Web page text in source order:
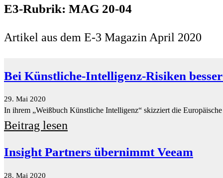
Bei Künstliche-Intelligenz-Risiken
In ihrem „Weißbuch Künstliche Intelligenz“ skizziert die
Insight Partners übernimmt Veeam
28. Mai 2020
Beitrag lesen
Neuartige Add-on-Lösung: Leogistics